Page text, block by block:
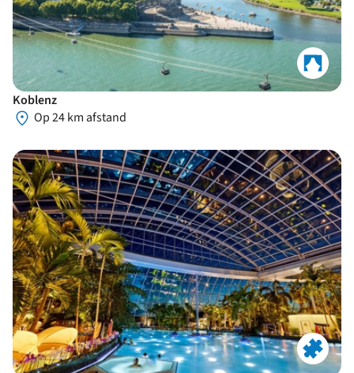
Koblenz
Op 24 km afstand